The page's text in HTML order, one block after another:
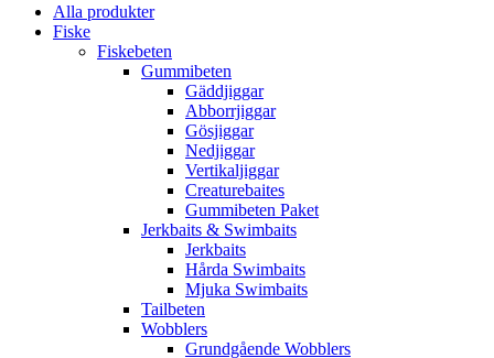
Alla produkter
Fiske
Fiskebeten
Gummibeten
Gäddjiggar
Abborrjiggar
Gösjiggar
Nedjiggar
Vertikaljiggar
Creaturebaites
Gummibeten Paket
Jerkbaits & Swimbaits
Jerkbaits
Hårda Swimbaits
Mjuka Swimbaits
Tailbeten
Wobblers
Grundgående Wobblers